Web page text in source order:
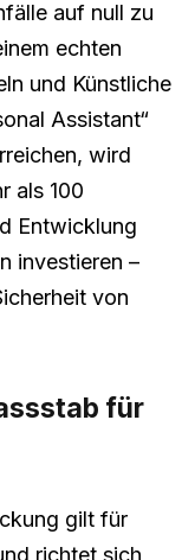
auf null zu
echten
und Künstliche
Assistant“
wird
als 100
Entwicklung
investieren –
von
für
gilt für
richtet sich